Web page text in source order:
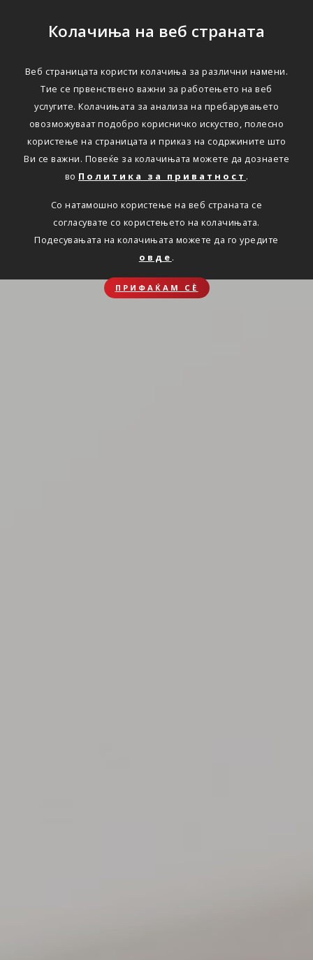
Колачиња на веб страната
Веб страницата користи колачиња за различни намени.
Тие се првенствено важни за работењето на веб
услугите. Колачињата за анализа на пребарувањето
овозможуваат подобро корисничко искуство, полесно
користење на страницата и приказ на содржините што
Ви се важни. Повеќе за колачињата можете да дознаете
во Политика за приватност .
Со натамошно користење на веб страната се
согласувате со користењето на колачињата.
Подесувањата на колачињата можете да го уредите
овде .
ПРИФАЌАМ СЀ